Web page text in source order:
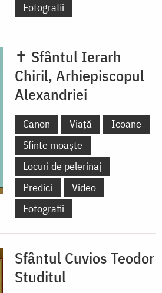
Fotografii
✝ Sfântul Ierarh
Chiril, Arhiepiscopul
Alexandriei
Canon Viață
Icoane
Sfinte moaște
Locuri de pelerinaj
Predici
Video
Fotografii
Sfântul Cuvios Teodor
Studitul